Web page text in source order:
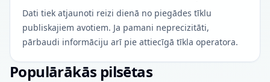
Dati tiek atjaunoti reizi dienā no piegādes tīklu
publiskajiem avotiem. Ja pamani neprecizitāti,
pārbaudi informāciju arī pie attiecīgā tīkla operatora.
Populārākās pilsētas